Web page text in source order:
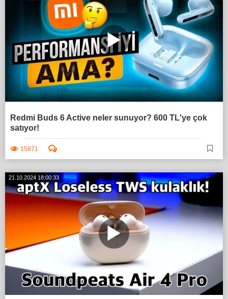
Redmi Buds 6 Active neler sunuyor? 600 TL'ye çok
satıyor!
15871
21.10.2024 18:00:33